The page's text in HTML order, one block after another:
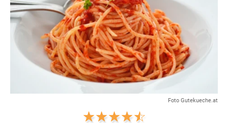
Foto Gutekueche.at